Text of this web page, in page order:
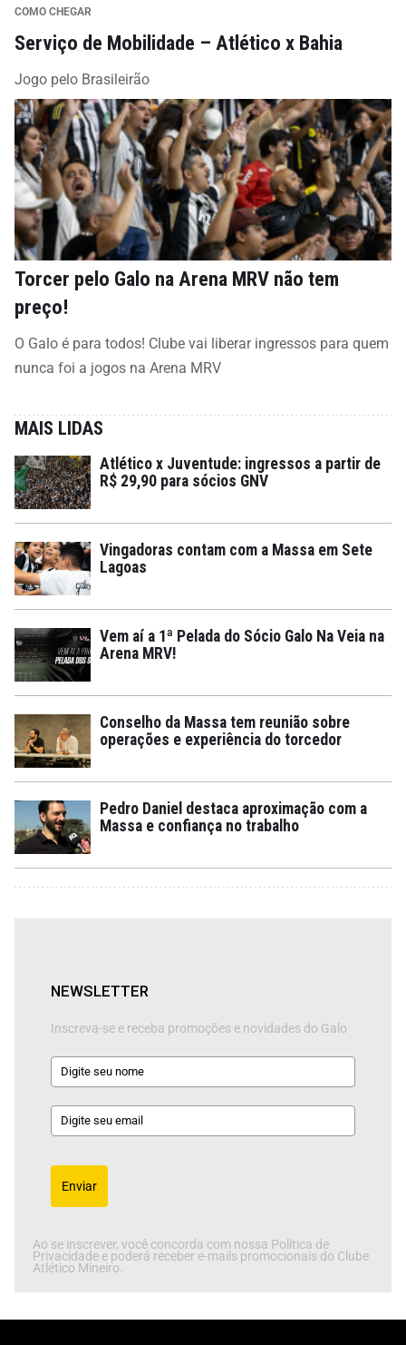
COMO CHEGAR
Serviço de Mobilidade – Atlético x Bahia
Jogo pelo Brasileirão
Torcer pelo Galo na Arena MRV não tem
preço!
O Galo é para todos! Clube vai liberar ingressos para quem
nunca foi a jogos na Arena MRV
MAIS LIDAS
Atlético x Juventude: ingressos a partir de
R$ 29,90 para sócios GNV
Vingadoras contam com a Massa em Sete
Lagoas
Vem aí a 1ª Pelada do Sócio Galo Na Veia na
Arena MRV!
Conselho da Massa tem reunião sobre
operações e experiência do torcedor
Pedro Daniel destaca aproximação com a
Massa e confiança no trabalho
NEWSLETTER
Inscreva-se e receba promoções e novidades do Galo
Enviar
Ao se inscrever, você concorda com nossa Política de
Privacidade e poderá receber e-mails promocionais do Clube
Atlético Mineiro.